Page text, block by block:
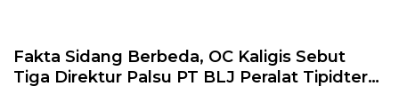
Fakta Sidang Berbeda, OC Kaligis Sebut
Tiga Direktur Palsu PT BLJ Peralat Tipidter